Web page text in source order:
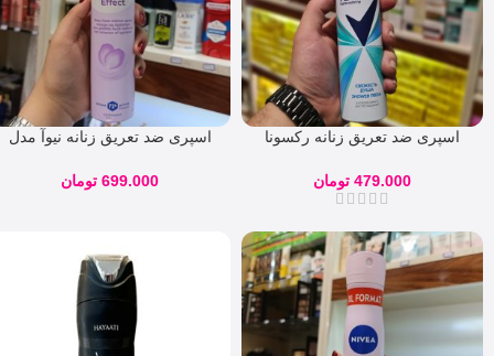
اسپری ضد تعریق زنانه رکسونا
479.000 تومان
اسپری ضد تعریق زنانه نیوآ مدل
699.000 تومان